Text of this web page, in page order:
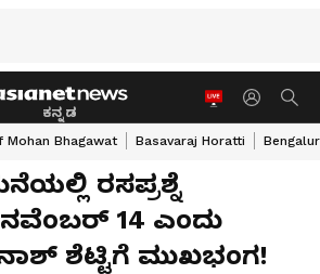
ಕನ್ನಡ
Mohan Bhagawat Basavaraj Horatti
ರಸಪ್ರಶ್ನೆ
14 ಎಂದು
ಶೆಟ್ಟಿಗೆ ಮುಖಭಂಗ!